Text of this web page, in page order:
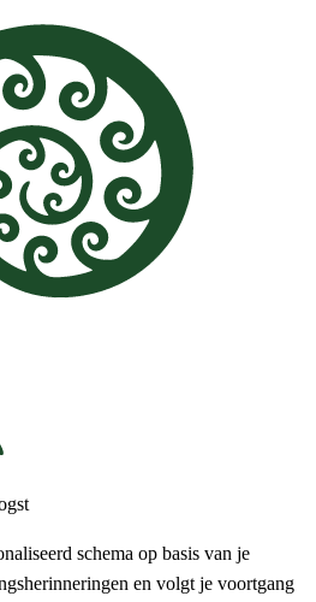
schema op basis van je
en volgt je voortgang